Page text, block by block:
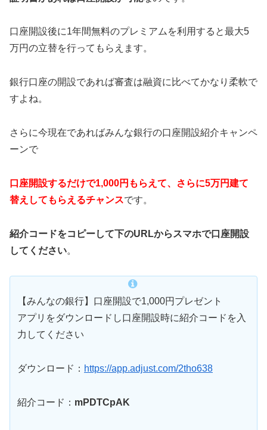
口座開設後に1年間無料のプレミアムを利用すると最大5
万円の立替を行ってもらえます。
銀行口座の開設であれば審査は融資に比べてかなり柔軟で
すよね。
さらに今現在であればみんな銀行の口座開設紹介キャンペ
ーンで
口座開設するだけで1,000円もらえて、さらに5万円建て
替えしてもらえるチャンスです。
紹介コードをコピーして下のURLからスマホで口座開設
してください。
【みんなの銀行】口座開設で1,000円プレゼント
アプリをダウンロードし口座開設時に紹介コードを入
力してください
ダウンロード： https://app.adjust.com/2tho638
紹介コード： mPDTCpAK